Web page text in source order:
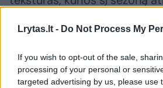
Lrytas.lt - Do Not Process My
If you wish to opt-out of the sale,
processing of your personal or
targeted advertising by us, please use
puošybos, o charakterio
kristalai, siuvinėjimai,
odos deriniai – tai
įsimintiną įvaizdį tiek dienai,